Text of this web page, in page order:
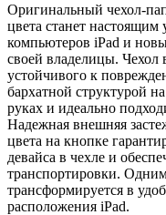
Оригинальный чехол-
цвета станет
компьютеров iPad и
своей владелицы. Чехол
устойчивого к
бархатной структурой
руках и идеально
Надежная внешняя
цвета на кнопке
девайса в чехле и
транспортировки.
трансформируется в
расположения iPad.